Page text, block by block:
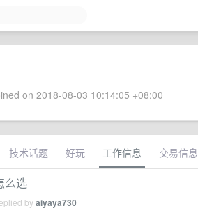
on 2018-08-03 10:14:05 +08:00
技术话题 好玩 工作信息 交易信息
么选
byaiyaya730